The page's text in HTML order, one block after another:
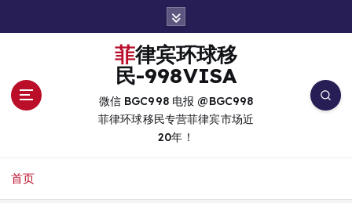
菲律宾环球移
民-998VISA
微信 BGC998 电报 @BGC998
菲律环球移民专营菲律宾市场近
20年！
首页